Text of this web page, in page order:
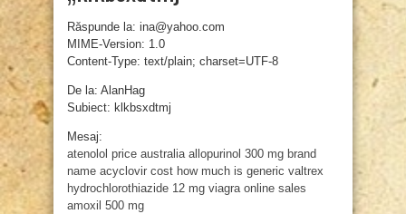
Răspunde la: ina@yahoo.com
MIME-Version: 1.0
Content-Type: text/plain; charset=UTF-8
De la: AlanHag
Subiect: klkbsxdtmj
Mesaj:
atenolol price australia allopurinol 300 mg brand
name acyclovir cost how much is generic valtrex
hydrochlorothiazide 12 mg viagra online sales
amoxil 500 mg